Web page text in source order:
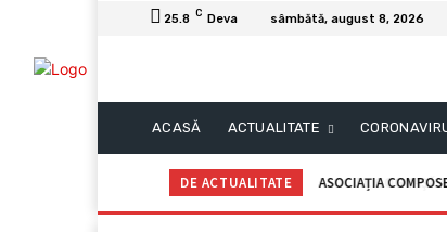
25.8 C Deva sâmbătă, august 8, 2026
ACASĂ ACTUALITATE
DE ACTUALITATE ASOCIAȚIA
C.I.I. GOGOAŞĂ